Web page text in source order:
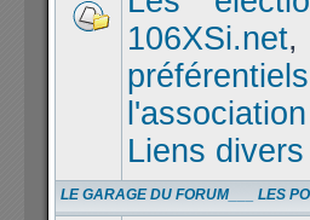
106XSi.net
Liens divers
LE GARAGE DU FORUM___ LES